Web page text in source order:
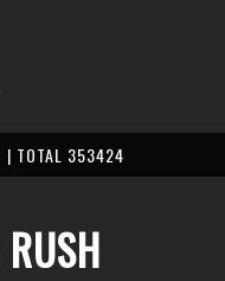
| TOTAL 353424